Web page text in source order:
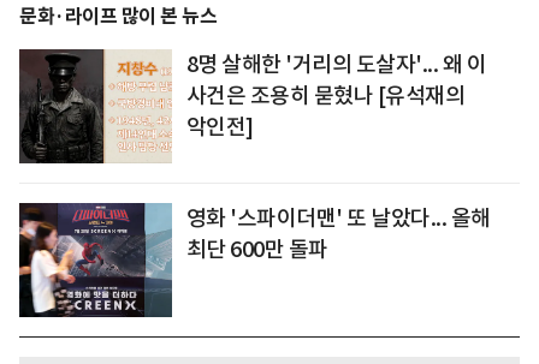
문화·라이프 많이 본 뉴스
8명 살해한 '거리의 도살자'... 왜 이
사건은 조용히 묻혔나 [유석재의
악인전]
영화 '스파이더맨' 또 날았다... 올해
최단 600만 돌파